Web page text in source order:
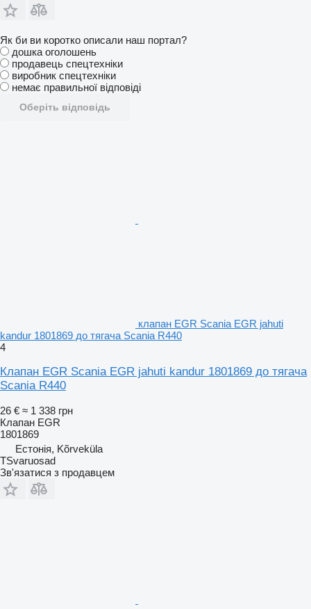
Як би ви коротко описали наш портал?
дошка оголошень
продавець спецтехніки
виробник спецтехніки
немає правильної відповіді
Оберіть відповідь
клапан EGR Scania EGR jahuti
kandur 1801869 до тягача Scania R440
4
Клапан EGR Scania EGR jahuti kandur 1801869 до тягача
Scania R440
26 € ≈ 1 338 грн
Клапан EGR
1801869
Естонія, Kõrveküla
TSvaruosad
Зв'язатися з продавцем